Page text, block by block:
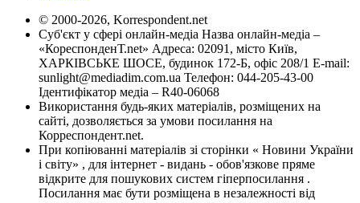
© 2000-2026, Korrespondent.net
Суб'єкт у сфері онлайн-медіа Назва онлайн-медіа –
«КореспонденТ.net» Адреса: 02091, місто Київ,
ХАРКІВСЬКЕ ШОСЕ, будинок 172-Б, офіс 208/1 E-mail:
sunlight@mediadim.com.ua Телефон: 044-205-43-00
Ідентифікатор медіа – R40-06068
Використання будь-яких матеріалів, розміщених на
сайті, дозволяється за умови посилання на
Корреспондент.net.
При копіюванні матеріалів зі сторінки « Новини України
і світу» , для інтернет - видань - обов'язкове пряме
відкрите для пошукових систем гіперпосилання .
Посилання має бути розміщена в незалежності від